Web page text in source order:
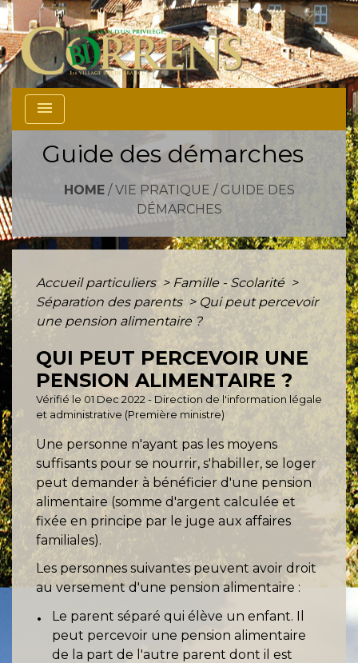
menu
Guide des démarches
HOME/ VIE PRATIQUE / GUIDE DES
DÉMARCHES
Accueil particuliers > Famille - Scolarité >
Séparation des parents > Qui peut percevoir
une pension alimentaire ?
QUI PEUT PERCEVOIR UNE
PENSION ALIMENTAIRE ?
Vérifié le 01 Dec 2022 - Direction de l'information légale
et administrative (Première ministre)
Une personne n'ayant pas les moyens
suffisants pour se nourrir, s'habiller, se loger
peut demander à bénéficier d'une pension
alimentaire (somme d'argent calculée et
fixée en principe par le juge aux affaires
familiales).
Les personnes suivantes peuvent avoir droit
au versement d'une pension alimentaire :
Le parent séparé qui élève un enfant. Il
peut percevoir une pension alimentaire
de la part de l'autre parent dont il est